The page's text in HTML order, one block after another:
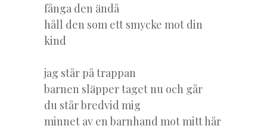
fånga den ändå
håll den som ett smycke mot din
kind
jag står på trappan
barnen släpper taget nu och går
du står bredvid mig
minnet av en barnhand mot mitt hår